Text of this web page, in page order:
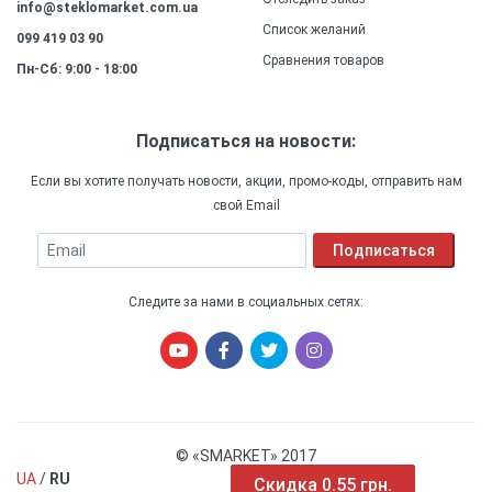
Скидка 0.66 грн.
info@steklomarket.com.ua
099 419 03 90
Пн-Сб: 9:00 - 18:00
Список желаний
Сравнения товаров
Подписаться на новости:
Если вы хотите получать новости, акции, промо-коды, отправить нам
свой Email
Email Подписаться
Следите за нами в социальных сетях:
© «SMARKET» 2017
UA/ RU